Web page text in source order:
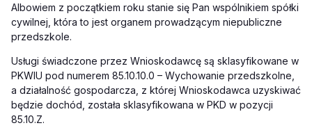
Albowiem z początkiem roku stanie się Pan wspólnikiem spółki
cywilnej, która to jest organem prowadzącym niepubliczne
przedszkole.
Usługi świadczone przez Wnioskodawcę są sklasyfikowane w
PKWIU pod numerem 85.10.10.0 – Wychowanie przedszkolne,
a działalność gospodarcza, z której Wnioskodawca uzyskiwać
będzie dochód, została sklasyfikowana w PKD w pozycji
85.10.Z.